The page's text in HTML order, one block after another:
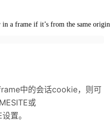
a frame if it’s from the same origin
中的会话cookie，则可
或
置。